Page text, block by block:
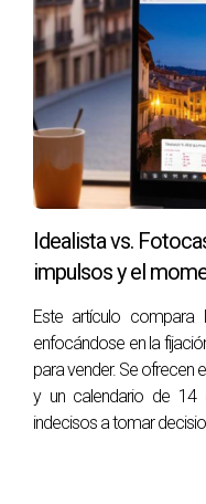
Finalmente,
heredado.
estimado de 200,000
podrías enfrentarte a
relacionados con la
Comisión del
venta.
Impuesto sobre
Gastos notariales
gastos ascienden a
tu cálculo sería:
Beneficio neto =
Idealista vs.
impulsos y el
Este artículo compara
enfocándose en la
para vender. Se ofrecen
y un calendario de 14
indecisos a tomar